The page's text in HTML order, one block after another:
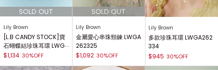
Lily Brown
[L.B CANDY STOCK]寶
石蝴蝶結珍珠耳環 LWGA
262803
$1,134 30%OFF
Lily Brown
金屬愛心串珠頸鍊 LWGA
262325
$1,092 30%OFF
Lily Brown
多款珍珠耳環 LWGA262
334
$945 30%OFF